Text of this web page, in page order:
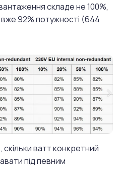
складе не 100%,
92% потужності (644
скільки ватт конкретний
під певним